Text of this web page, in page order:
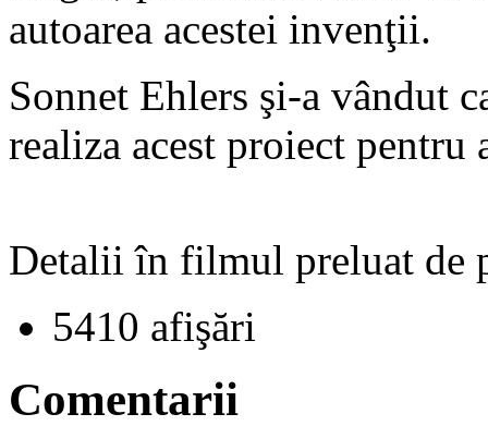
autoarea acestei invenţii.
Sonnet Ehlers şi-a vândut
realiza acest proiect
Detalii în filmul preluat de
5410 afişări
Comentarii